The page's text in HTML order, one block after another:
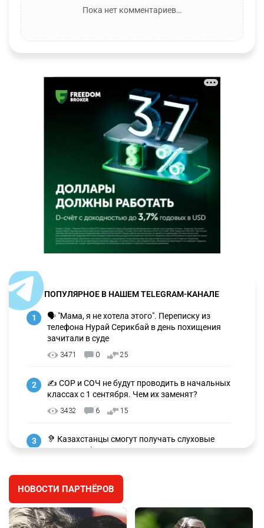
Пока нет комментариев…
ПОПУЛЯРНОЕ В НАШЕМ TELEGRAM-КАНАЛЕ
1
🗣 "Мама, я не хотела этого". Переписку из
телефона Нурай Серикбай в день похищения
зачитали в суде
3471 0 25
2
✍️ СОР и СОЧ не будут проводить в начальных
классах с 1 сентября. Чем их заменят?
3432 6 15
3
🦻 Казахстанцы смогут получать слуховые
аппараты без инвалидности
🐏 Скота больше, а мясо дороже. Почему в
Казахстане продолжают расти цены на
баранину и конину
НОВОСТИ ПАРТНЁРОВ